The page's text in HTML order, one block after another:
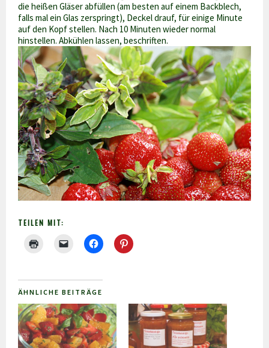
die heißen Gläser abfüllen (am besten auf einem Backblech,
falls mal ein Glas zerspringt), Deckel drauf, für einige Minute
auf den Kopf stellen. Nach 10 Minuten wieder normal
hinstellen. Abkühlen lassen, beschriften.
TEILEN MIT:
ÄHNLICHE BEITRÄGE